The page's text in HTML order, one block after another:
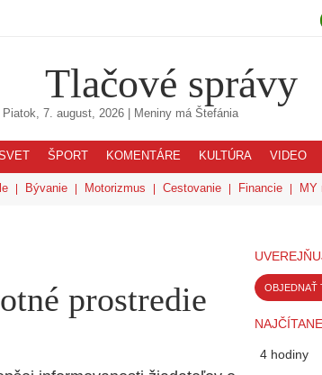
Tlačové správy
Piatok, 7. august, 2026 | Meniny má Štefánia
ŠPORT KOMENTÁRE KULTÚRA VIDEO
Bývanie Motorizmus Cestovanie Financie MY
prostredie
OBJEDNAŤ
4 hodiny